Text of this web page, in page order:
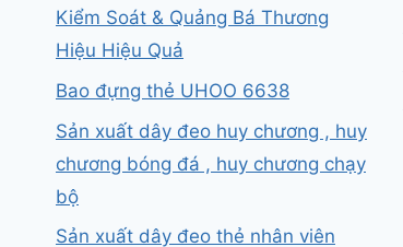
Kiểm Soát & Quảng Bá Thương
Hiệu Hiệu Quả
Bao đựng thẻ UHOO 6638
Sản xuất dây đeo huy chương , huy
chương bóng đá , huy chương chạy
bộ
Sản xuất dây đeo thẻ nhân viên